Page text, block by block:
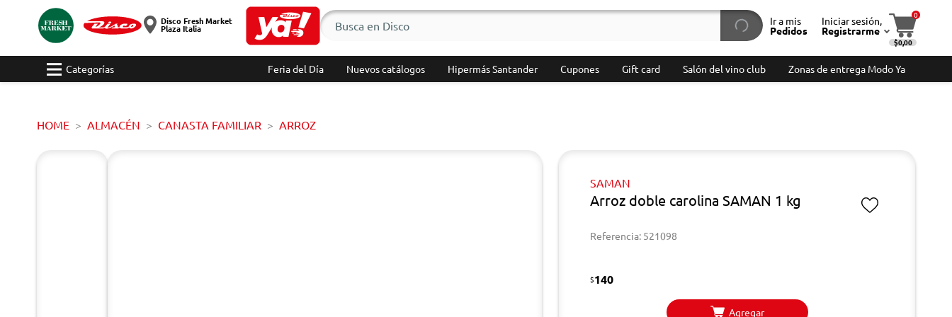
Disco Fresh Market
Plaza Italia
Ir a mis
Pedidos
Iniciar sesión,
Registrarme
0
$0,00
Categorías Feria del Día Nuevos catálogos Hipermás Santander Cupones Gift card Salón del vino club Zonas de entrega Modo Ya
HOME ALMACÉN CANASTA FAMILIAR ARROZ
SAMAN
Arroz doble carolina SAMAN 1 kg
Referencia: 521098
$140
Agregar